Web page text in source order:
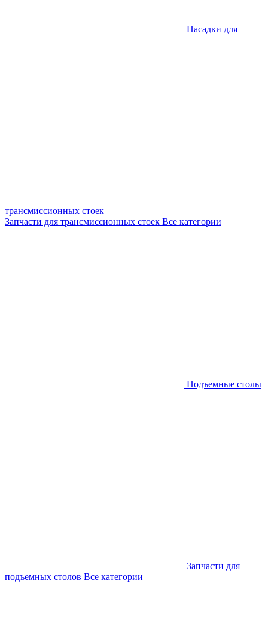
Насадки для
трансмиссионных стоек
Запчасти для трансмиссионных стоек Все категории
Подъемные столы
Запчасти для
подъемных столов Все категории